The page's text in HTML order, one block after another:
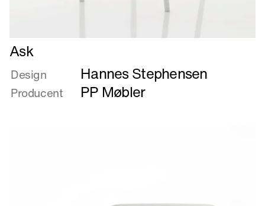
Læs
mere
om
Ask
Ask
Design Hannes Stephensen
Producent PP Møbler